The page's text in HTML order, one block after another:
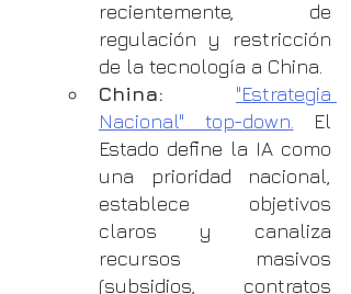
recientemente, de
regulación y restricción
de la tecnología a China.
China:
"Estrategia
Nacional" top-down.
El
Estado define la IA como
una prioridad nacional,
establece objetivos
claros y canaliza
recursos masivos
(subsidios, contratos